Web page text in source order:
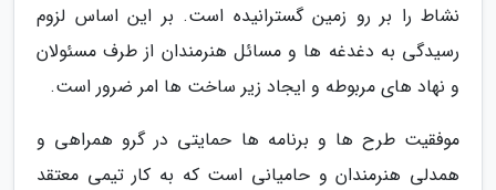
نشاط را بر رو زمین گسترانیده است. بر این اساس لزوم
رسیدگی به دغدغه ها و مسائل هنرمندان از طرف مسئولان
و نهاد های مربوطه و ایجاد زیر ساخت ها امر ضرور است.
موفقیت طرح ها و برنامه ها حمایتی در گرو همراهی و
همدلی هنرمندان و حامیانی است که به کار تیمی معتقد